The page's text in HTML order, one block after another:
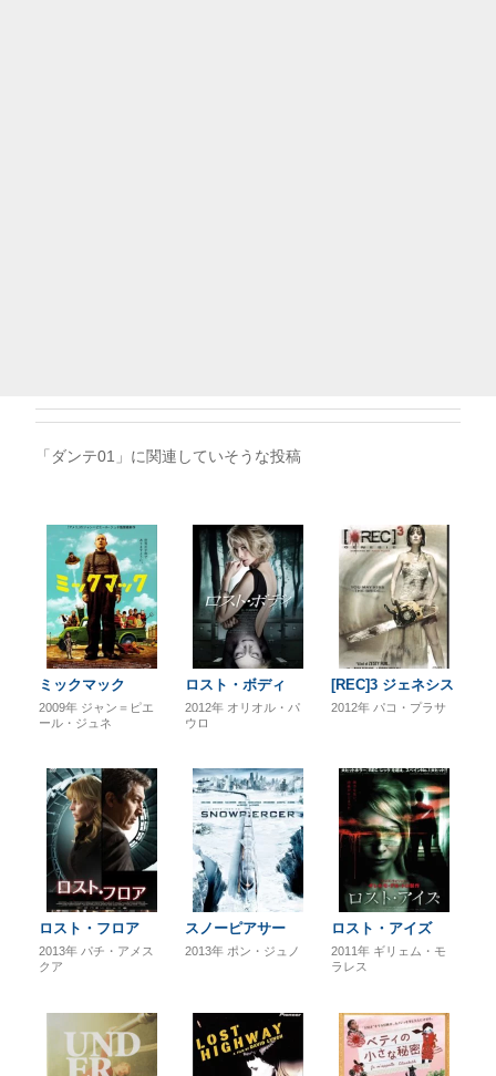
「ダンテ01」に関連していそうな投稿
ミックマック
2009年 ジャン＝ピエ
ール・ジュネ
ロスト・ボディ
2012年 オリオル・パ
ウロ
[REC]3 ジェネシス
2012年 パコ・プラサ
ロスト・フロア
2013年 パチ・アメス
クア
スノーピアサー
2013年 ポン・ジュノ
ロスト・アイズ
2011年 ギリェム・モ
ラレス